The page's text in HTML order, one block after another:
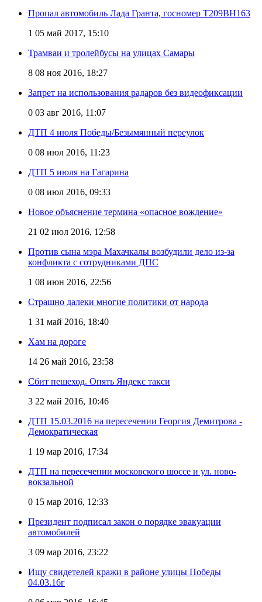
Пропал автомобиль Лада Гранта, госномер Т209ВН163
1 05 май 2017, 15:10
Трамваи и тролейбусы на улицах Самары
8 08 ноя 2016, 18:27
Запрет на использования радаров без видеофиксации
0 03 авг 2016, 11:07
ДТП 4 июля Победы/Безымянный переулок
0 08 июл 2016, 11:23
ДТП 5 июля на Гагарина
0 08 июл 2016, 09:33
Новое объяснение термина «опасное вождение»
21 02 июл 2016, 12:58
Против сына мэра Махачкалы возбудили дело из-за
конфликта c сотрудниками ДПС
1 08 июн 2016, 22:56
Страшно далеки многие политики от народа
1 31 май 2016, 18:40
Хам на дороге
14 26 май 2016, 23:58
Сбит пешеход. Опять Яндекс такси
3 22 май 2016, 10:46
ДТП 15.03.2016 на пересечении Георгия Демитрова -
Демократическая
1 19 мар 2016, 17:34
ДТП на пересечении московского шоссе и ул. ново-
вокзальной
0 15 мар 2016, 12:33
Президент подписал закон о порядке эвакуации
автомобилей
3 09 мар 2016, 23:22
Ищу свидетелей кражи в районе улицы Победы
04.03.16г